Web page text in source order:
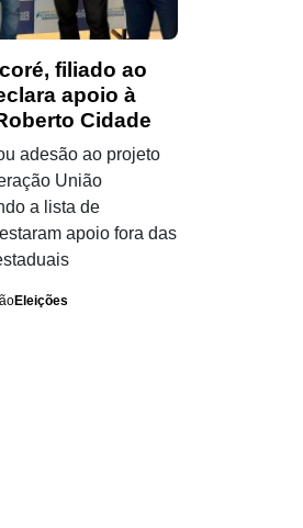
filiado ao
apoio à
Cidade
adesão ao projeto
União
a lista de
apoio fora das
Eleições